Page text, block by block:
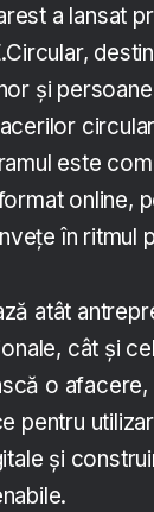
a lansat
și
este
online,
în ritmul
atât
cât și
o afacere,
pentru
și